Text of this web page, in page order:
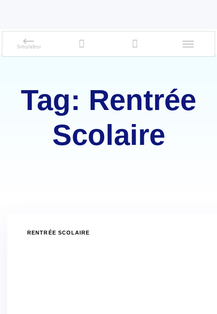
Tag: Rentrée
Scolaire
RENTRÉE SCOLAIRE